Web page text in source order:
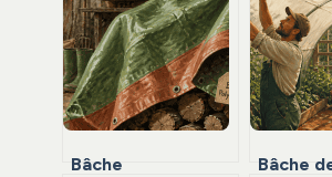
Bâche
Bâche